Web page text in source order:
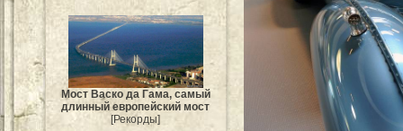
Мост Васко да Гама, самый
длинный европейский мост
[Рекорды]